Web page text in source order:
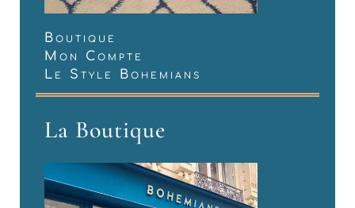
Boutique
Mon Compte
Le Style Bohemians
La Boutique